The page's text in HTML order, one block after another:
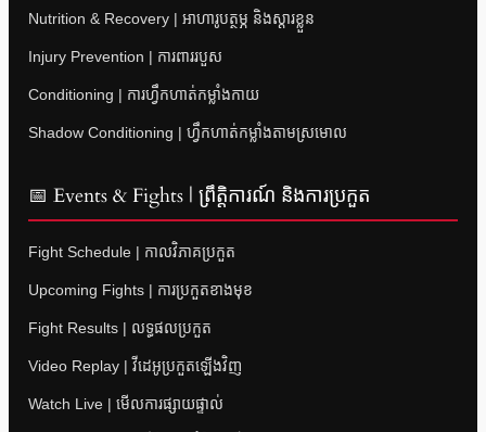
Nutrition & Recovery | អាហារូបត្ថម្ភ និងស្តារខ្លួន
Injury Prevention | ការពាររបួស
Conditioning | ការហ្វឹកហាត់កម្លាំងកាយ
Shadow Conditioning | ហ្វឹកហាត់កម្លាំងតាមស្រមោល
📅 Events & Fights | ព្រឹត្តិការណ៍ និងការប្រកួត
Fight Schedule | កាលវិភាគប្រកួត
Upcoming Fights | ការប្រកួតខាងមុខ
Fight Results | លទ្ធផលប្រកួត
Video Replay | វីដេអូប្រកួតឡើងវិញ
Watch Live | មើលការផ្សាយផ្ទាល់